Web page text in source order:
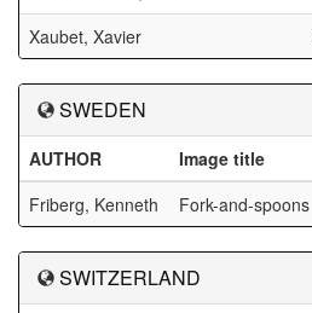
Xaubet, Xavier
SWEDEN
AUTHOR Image title
Friberg, Kenneth
Fork-and-spoons
SWITZERLAND